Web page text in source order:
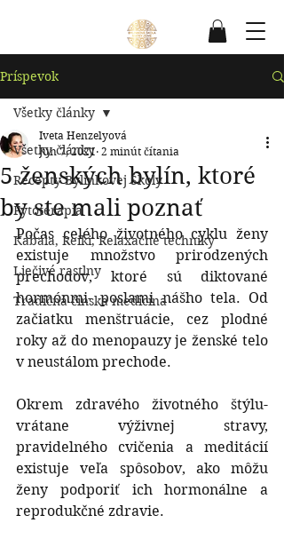
Príspevok
Všetky články
Recepty Bylinkovej Školy
Fytoterapia
Kabala, Reiki, Relaxačné techniky
Liečivé rastlny
Tradičná čínska medicína
Všetky články
5 ženských bylín, ktoré
by ste mali poznať
Iveta Henzelyová
Jun 7, 2021 2 minút čítania
Počas celého životného cyklu ženy
existuje množstvo prirodzených
prechodov, ktoré sú diktované
hormónmi- poslami nášho tela. Od
začiatku menštruácie, cez plodné
roky až do menopauzy je ženské telo
v neustálom prechode.
Okrem zdravého životného štýlu-
vrátane výživnej stravy,
pravidelného cvičenia a meditácií
existuje veľa spôsobov, ako môžu
ženy podporiť ich hormonálne a
reprodukčné zdravie.